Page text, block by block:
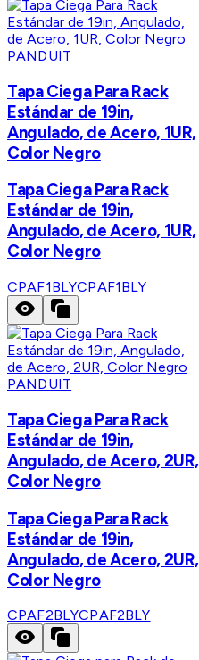
PANDUIT
Tapa Ciega Para Rack
Estándar de 19in,
Angulado, de Acero, 1UR,
Color Negro
Tapa Ciega Para Rack
Estándar de 19in,
Angulado, de Acero, 1UR,
Color Negro
CPAF1BLYCPAF1BLY
PANDUIT
Tapa Ciega Para Rack
Estándar de 19in,
Angulado, de Acero, 2UR,
Color Negro
Tapa Ciega Para Rack
Estándar de 19in,
Angulado, de Acero, 2UR,
Color Negro
CPAF2BLYCPAF2BLY